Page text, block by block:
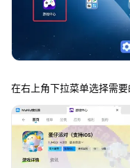
在右上角下拉菜单选择需要